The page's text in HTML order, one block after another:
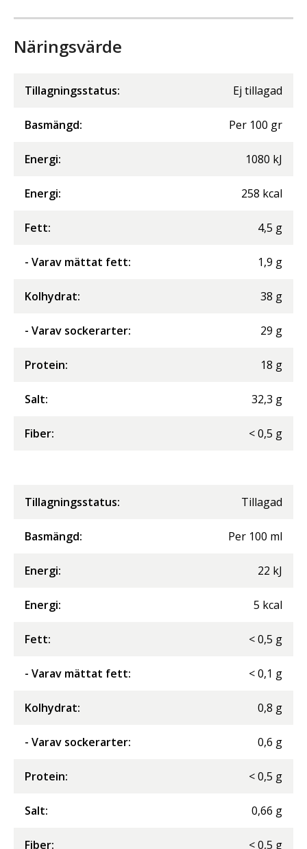
Näringsvärde
Tillagningsstatus: Ej tillagad
Basmängd: Per 100 gr
Energi: 1080 kJ
Energi: 258 kcal
Fett: 4,5 g
- Varav mättat fett: 1,9 g
Kolhydrat: 38 g
- Varav sockerarter: 29 g
Protein: 18 g
Salt: 32,3 g
Fiber: <0,5 g
Tillagningsstatus: Tillagad
Basmängd: Per 100 ml
Energi: 22 kJ
Energi: 5 kcal
Fett: <0,5 g
- Varav mättat fett: <0,1 g
Kolhydrat: 0,8 g
- Varav sockerarter: 0,6 g
Protein: <0,5 g
Salt: 0,66 g
Fiber: <0,5 g